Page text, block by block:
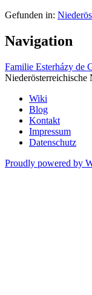
Gefunden in:
Navigation
Familie Esterházy de
Niederösterreichische
Wiki
Blog
Kontakt
Impressum
Datenschutz
Proudly powered by